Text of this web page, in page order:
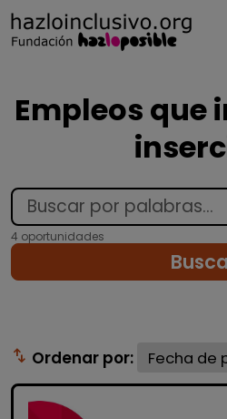
Empleos que
4 oportunidades
swap_vert Ordenar por: